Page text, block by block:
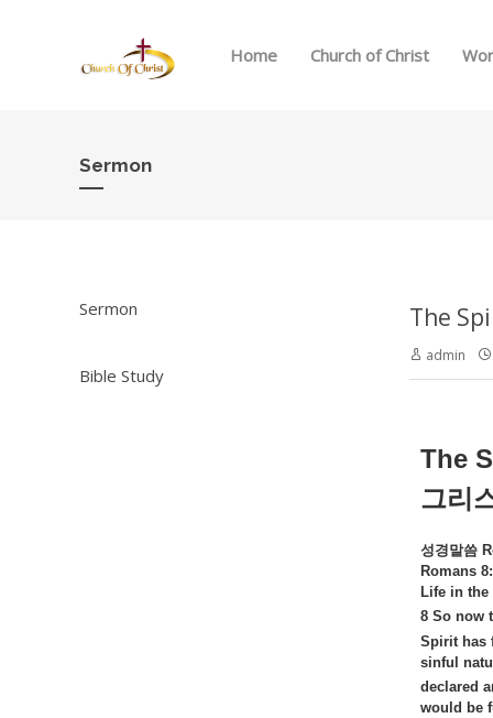
Home Church of Christ
Sermon
Sermon
Bible Study
The
admin
The
그리
성경말씀
Romans
Life in
8 So now
Spirit has
sinful
declared
would be